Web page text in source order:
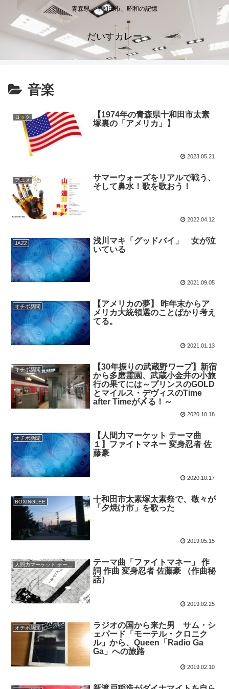
青森県、十和田市、昭和の記憶
だいすカレー
音楽
ロック
【1974年の青森県十和田市太素
塚裏の「アメリカ」】
2023.05.21
アニメ
サマーウォーズをリアルで戦う、
そして鼻水！歌を歌おう！
2022.04.12
JAZZ
浅川マキ「グッドバイ」 女が泣
いている
2021.09.05
オチボ新聞
【アメリカの夢】 昨年末からア
メリカ大統領選のことばかり考え
てる。
2021.01.13
オチボ新聞
【30年振りの武蔵野ワープ】新宿
から多磨霊園、武蔵小金井の小旅
行の果てには～プリンスのGOLD
とマイルス・デヴィスのTime
after Timeが〆る！～
2020.10.18
オチボ新聞
【人間力マーケット テーマ曲
１】ファイトマネー 変身忍者 佐
藤豪
2020.10.17
BOXINGLEE
十和田市太素塚太素祭で、敬々が
「夕焼け市」を歌った
2019.05.15
テーマ曲「ファイトマネー」 作
詞 作曲 変身忍者 佐藤豪 （作曲秘
話）
2019.02.25
オチボ新聞
ラジオの国から来た男 サム・シ
ェパード「モーテル・クロニク
ル」から、Queen「Radio Ga
Ga」への旅路
2019.02.10